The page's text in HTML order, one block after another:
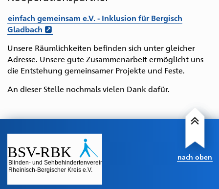
einfach gemeinsam e.V. - Inklusion für Bergisch
Gladbach
Unsere Räumlichkeiten befinden sich unter gleicher
Adresse. Unsere gute Zusammenarbeit ermöglicht uns
die Entstehung gemeinsamer Projekte und Feste.
An dieser Stelle nochmals vielen Dank dafür.
nach oben